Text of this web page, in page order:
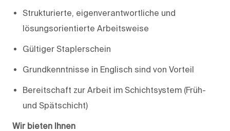
Strukturierte, eigenverantwortliche und
lösungsorientierte Arbeitsweise
Gültiger Staplerschein
Grundkenntnisse in Englisch sind von Vorteil
Bereitschaft zur Arbeit im Schichtsystem (Früh-
und Spätschicht)
Wir bieten Ihnen